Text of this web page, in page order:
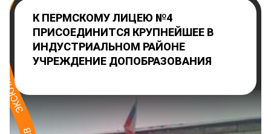
К ПЕРМСКОМУ ЛИЦЕЮ №4
ПРИСОЕДИНИТСЯ КРУПНЕЙШЕЕ В
ИНДУСТРИАЛЬНОМ РАЙОНЕ
УЧРЕЖДЕНИЕ ДОПОБРАЗОВАНИЯ